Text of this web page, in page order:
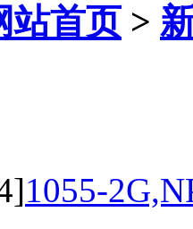
站首页>
1055-